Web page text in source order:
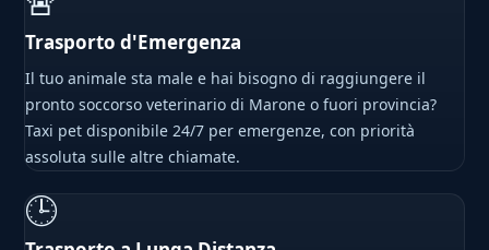
Trasporto d'Emergenza
Il tuo animale sta male e hai bisogno di raggiungere il
pronto soccorso veterinario di Marone o fuori provincia?
Taxi pet disponibile 24/7 per emergenze, con priorità
assoluta sulle altre chiamate.
🕒